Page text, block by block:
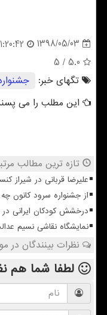
1398/05/03
5.0
/ 5
تگهای خبر:
این مطلب را می
تازه ترین مطالب
علیرضا قربانی در شیراز
از جشنواره سرود کانون
درخشش کودکان ایرانی
نمایشگاه نقاشی نسیم
نظرات بینندگان در
لطفا شما هم